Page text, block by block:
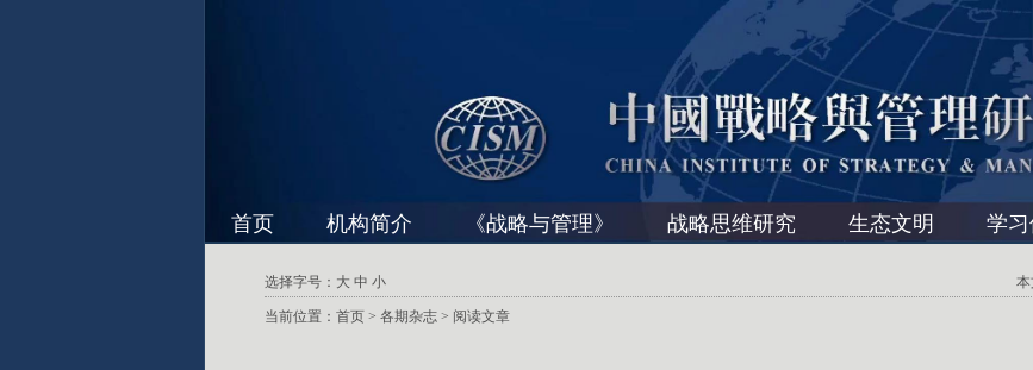
首页 机构简介 《战略与管理》 战略思维研究 生态文明 学
选择字号： 大 中 小 本
当前位置： 首页 > 各期杂志 > 阅读文章